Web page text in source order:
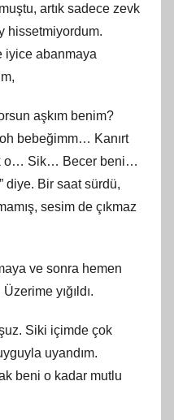
artık sadece zevk
hissetmiyordum.
iyice abanmaya
aşkım benim?
bebeğimm… Kanırt
o… Sik… Becer beni…
diye. Bir saat sürdü,
sesim de çıkmaz
ve sonra hemen
yığıldı.
Siki içimde çok
uyandım.
beni o kadar mutlu